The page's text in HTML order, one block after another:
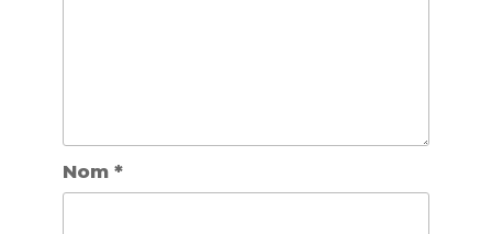
Nom *